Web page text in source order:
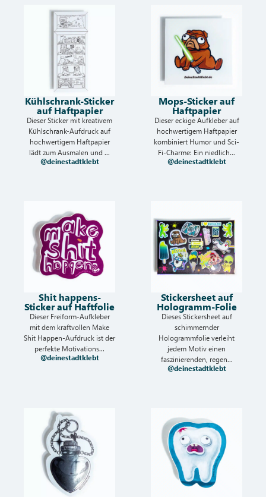
Kühlschrank-Sticker
auf Haftpapier
Dieser Sticker mit kreativem
Kühlschrank-Aufdruck auf
hochwertigem Haftpapier
lädt zum Ausmalen und ...
@deinestadtklebt
Mops-Sticker auf
Haftpapier
Dieser eckige Aufkleber auf
hochwertigem Haftpapier
kombiniert Humor und Sci-
Fi-Charme: Ein niedlich...
@deinestadtklebt
Shit happens-
Sticker auf Haftfolie
Dieser Freiform-Aufkleber
mit dem kraftvollen Make
Shit Happen-Aufdruck ist der
perfekte Motivations...
@deinestadtklebt
Stickersheet auf
Hologramm-Folie
Dieses Stickersheet auf
schimmernder
Hologrammfolie verleiht
jedem Motiv einen
faszinierenden, regen...
@deinestadtklebt